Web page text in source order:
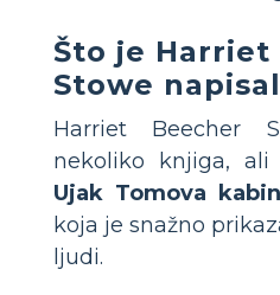
Što je Harriet
Stowe
Harriet Beecher
nekoliko knjiga,
Ujak Tomova
koja je snažno
ljudi.